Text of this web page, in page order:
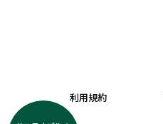
利用規約